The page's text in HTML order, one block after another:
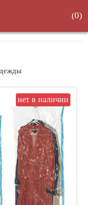
(0)
нет в наличии